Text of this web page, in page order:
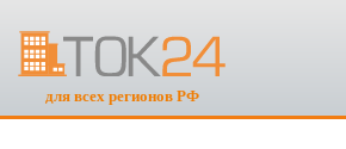
для всех регионов РФ